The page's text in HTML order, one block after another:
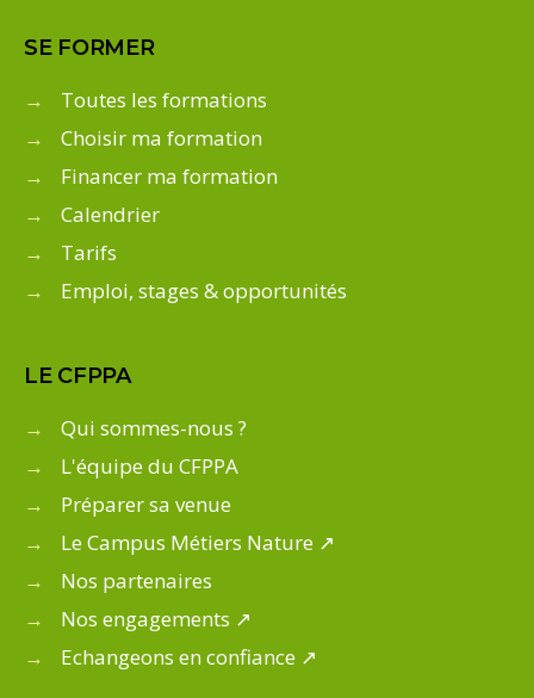
SE FORMER
→
Toutes les formations
→
Choisir ma formation
→
Financer ma formation
→
Calendrier
→
Tarifs
→
Emploi, stages & opportunités
LE CFPPA
→
Qui sommes-nous ?
→
L'équipe du CFPPA
→
Préparer sa venue
→
Le Campus Métiers Nature ↗
→
Nos partenaires
→
Nos engagements ↗
→
Echangeons en confiance ↗